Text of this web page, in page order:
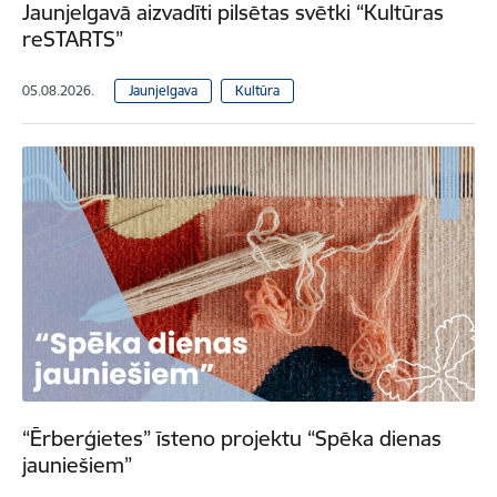
Jaunjelgavā aizvadīti pilsētas svētki “Kultūras
reSTARTS”
05.08.2026. Jaunjelgava Kultūra
“Ērberģietes” īsteno projektu “Spēka dienas
jauniešiem”